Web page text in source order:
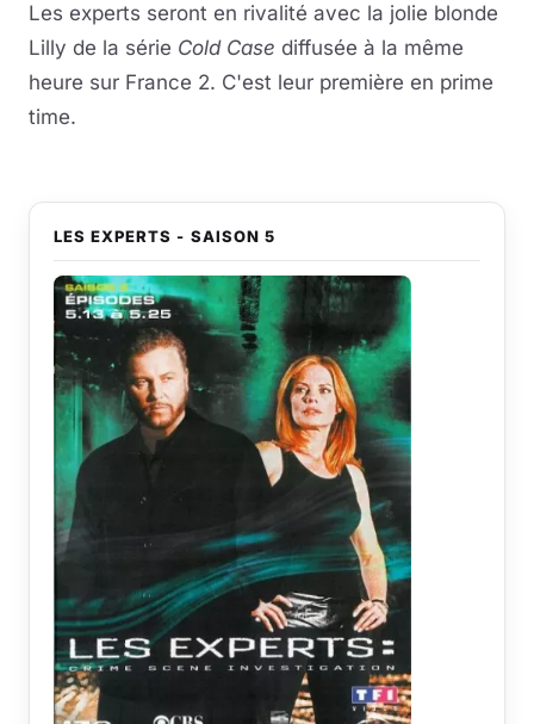
Les experts seront en rivalité avec la jolie blonde
Lilly de la série Cold Case diffusée à la même
heure sur France 2. C'est leur première en prime
time.
LES EXPERTS - SAISON 5